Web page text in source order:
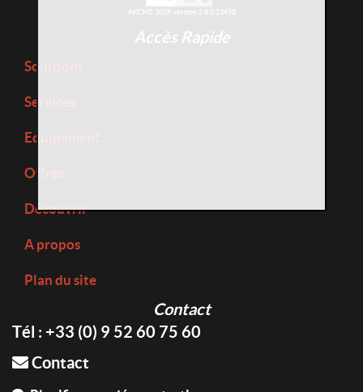
AKCMS 2026 version 2.8.0.23450
Accès Rapide
Solutions
Services
Equipement
Offres
Découvrir
A propos
Plan du site
Contact
Tél : +33 (0) 9 52 60 75 60
Contact